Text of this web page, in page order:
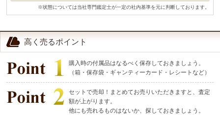
※状態については当社専門鑑定士が一定の社内基準を元に判断しております。
高く売るポイント
購入時の付属品はなるべく保存しておきましょう。
（箱・保存袋・ギャンティーカード・レシートなど）
セットで売却！まとめてお売りいただきますと、査定
額が上がります。
他にも売れるものはないか、探しておきましょう。